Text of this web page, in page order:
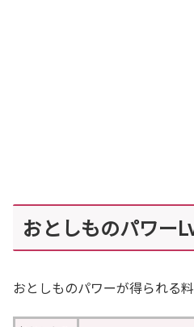
おとしものパワー
おとしものパワーが得られる